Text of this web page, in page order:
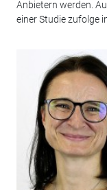
Anbietern werden.
einer Studie zufolge